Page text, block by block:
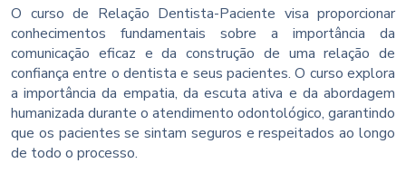
O curso de Relação Dentista-Paciente visa proporcionar
conhecimentos fundamentais sobre a importância da
comunicação eficaz e da construção de uma relação de
confiança entre o dentista e seus pacientes. O curso explora
a importância da empatia, da escuta ativa e da abordagem
humanizada durante o atendimento odontológico, garantindo
que os pacientes se sintam seguros e respeitados ao longo
de todo o processo.